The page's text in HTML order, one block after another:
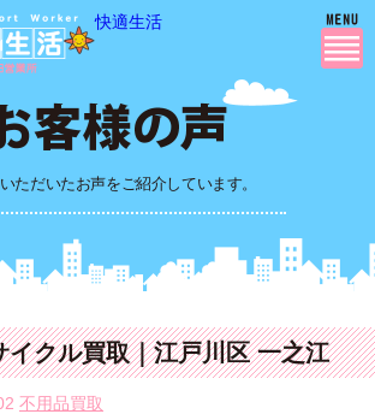
快適生活
ただいたお声をご紹介しています。
イクル買取｜江戸川区 一之江
不用品買取